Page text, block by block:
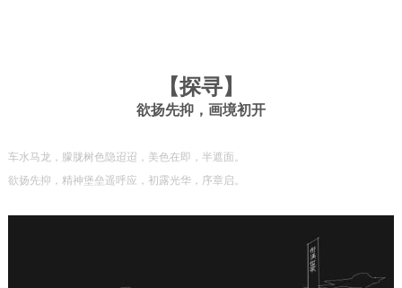
【探寻】
欲扬先抑，画境初开
车水马龙，朦胧树色隐迢迢，美色在即，半遮面。
欲扬先抑，精神堡垒遥呼应，初露光华，序章启。